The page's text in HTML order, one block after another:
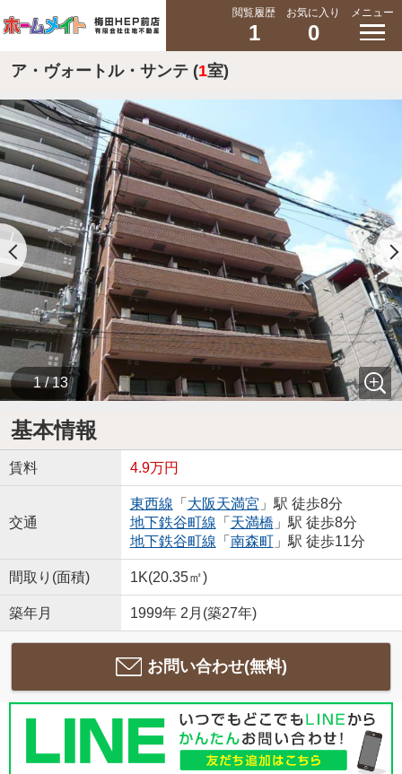
閲覧履歴
1
お気に入り
0
メニュー
ア・ヴォートル・サンテ (1室)
1 / 13
基本情報
賃料 4.9万円
交通
東西線 「 大阪天満宮 」駅 徒歩8分
地下鉄谷町線 「 天満橋 」駅 徒歩8分
地下鉄谷町線 「 南森町」駅 徒歩11分
間取り(面積) 1K(20.35㎡)
築年月 1999年 2月(築27年)
お問い合わせ(無料)